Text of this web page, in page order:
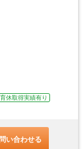
休取得実績有り
い合わせる